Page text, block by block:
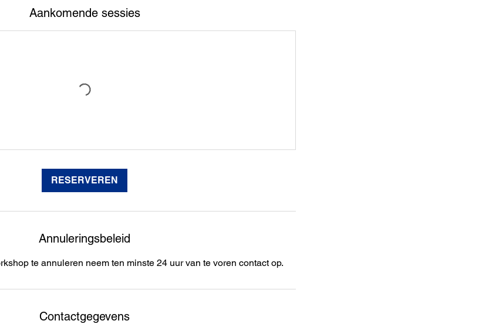
Aankomende sessies
RESERVEREN
Annuleringsbeleid
te annuleren neem ten minste 24 uur van te voren contact op.
Contactgegevens